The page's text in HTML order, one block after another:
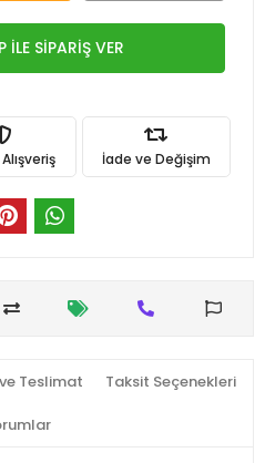
İLE SİPARİŞ VER
İade ve Değişim
Teslimat Taksit Seçenekleri